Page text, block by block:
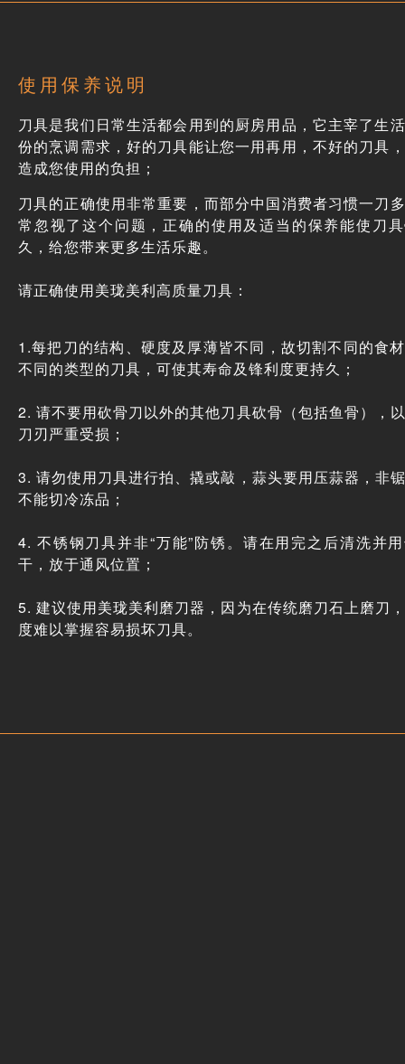
使用保养说明
刀具是我们日常生活都会用到的厨房用品，它主宰了生
份的烹调需求，好的刀具能让您一用再用，不好的刀具
造成您使用的负担；
刀具的正确使用非常重要，而部分中国消费者习惯一刀
常忽视了这个问题，正确的使用及适当的保养能使刀
久，给您带来更多生活乐趣。
请正确使用美珑美利高质量刀具：
1.每把刀的结构、硬度及厚薄皆不同，故切割不同的食
不同的类型的刀具，可使其寿命及锋利度更持久；
2. 请不要用砍骨刀以外的其他刀具砍骨（包括鱼骨），
刀刃严重受损；
3. 请勿使用刀具进行拍、撬或敲，蒜头要用压蒜器，非
不能切冷冻品；
4. 不锈钢刀具并非“万能”防锈。请在用完之后清洗并
干，放于通风位置；
5. 建议使用美珑美利磨刀器，因为在传统磨刀石上磨刀
度难以掌握容易损坏刀具。